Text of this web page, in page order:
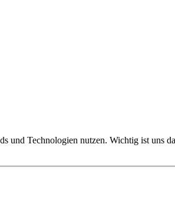
Technologien nutzen. Wichtig ist uns